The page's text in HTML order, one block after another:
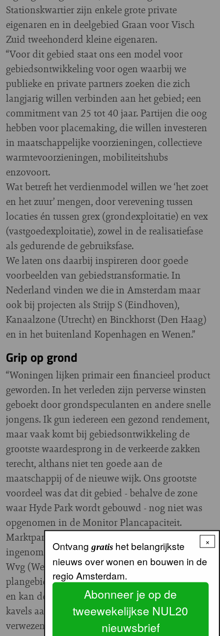
Stationskwartier zijn enkele grote private
eigenaren en in deelgebied Graan voor Visch
Zuid tweehonderd kleine eigenaren.
“Voor dit gebied staat ons een model voor
gebiedsontwikkeling voor ogen waarbij we
publieke en private partners zoeken die zich
langjarig willen verbinden aan het gebied; een
commitment van 25 tot 40 jaar. Partijen die oog
hebben voor placemaking, die willen investeren
in maatschappelijke voorzieningen, collectieve
warmtevoorzieningen, mobiliteitshubs
enzovoort.
Wat betreft het verdienmodel willen we ‘het zoet
en het zuur’ mengen, door verevening tussen
locaties én tussen grex (grondexploitatie) en vex
(vastgoedexploitatie), zowel in de realisatiefase
als gedurende de gebruiksfase.
We laten ons daarbij inspireren door goede
voorbeelden van gebiedstransformatie. In
Nederland vinden we die in Amsterdam maar
ook bij projecten als Strijp S (Eindhoven),
Kanaalzone (Utrecht) en Binckhorst (Den Haag)
en in het buitenland Kopenhagen en Wenen.”
Grip op grond
“Woningen lijken primair een financieel product
geworden. In het verleden zijn perverse winsten
geboekt door grondspeculanten en andere snelle
jongens. Ik gun iedereen een gezond rendement,
maar vaak komt bij gebiedsontwikkeling de
grootste waardesprong in de verkeerde zakken
terecht, althans niet ten goede aan de
maatschappij of de nieuwe wijk. Ons grootste
voordeel was dat dit gebied - behalve de zone
waar Hyde Park wordt gebouwd - nog niet was
opgenomen in de Monitor Plancapaciteit.
Marktpartijen hadden daardoor geen posities
ingenomen. In maart heeft Haarlemmermeer de
Wvg (Wet voorkeursrecht gemeenten) op het hele
plangebied gevestigd. Hier waren we er op tijd bij
en kan de gemeente dus - als het lukt voldoende
kavels aan te kopen - beter sturen op het
verwezenlijken van haar wensen en idealen.”
×
Ontvang gratishet belangrijkste
nieuws over wonen en bouwen in de
regio Amsterdam.
Abonneer je op de
tweewekelijkse NUL20
nieuwsbrief